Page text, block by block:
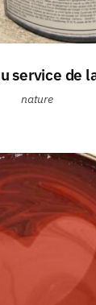
service de
nature